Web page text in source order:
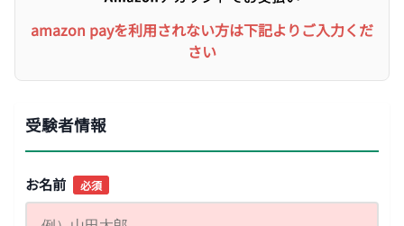
amazon payを利用されない方は下記よりご入力くだ
さい
受験者情報
お名前 必須